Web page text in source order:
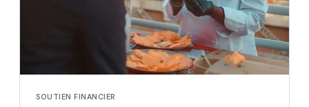
SOUTIEN FINANCIER